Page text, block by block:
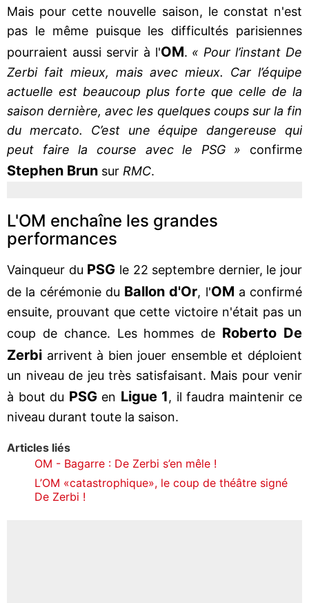
Mais pour cette nouvelle saison, le constat n'est
pas le même puisque les difficultés parisiennes
pourraient aussi servir à l'OM. « Pour l’instant De
Zerbi fait mieux, mais avec mieux. Car l’équipe
actuelle est beaucoup plus forte que celle de la
saison dernière, avec les quelques coups sur la fin
du mercato. C’est une équipe dangereuse qui
peut faire la course avec le PSG » confirme
Stephen Brun sur RMC.
L'OM enchaîne les grandes
performances
Vainqueur du PSG le 22 septembre dernier, le jour
de la cérémonie du Ballon d'Or, l'OM a confirmé
ensuite, prouvant que cette victoire n'était pas un
coup de chance. Les hommes de Roberto De
Zerbi arrivent à bien jouer ensemble et déploient
un niveau de jeu très satisfaisant. Mais pour venir
à bout du PSG en Ligue 1, il faudra maintenir ce
niveau durant toute la saison.
Articles liés
OM - Bagarre : De Zerbi s’en mêle !
L’OM «catastrophique», le coup de théâtre signé
De Zerbi !